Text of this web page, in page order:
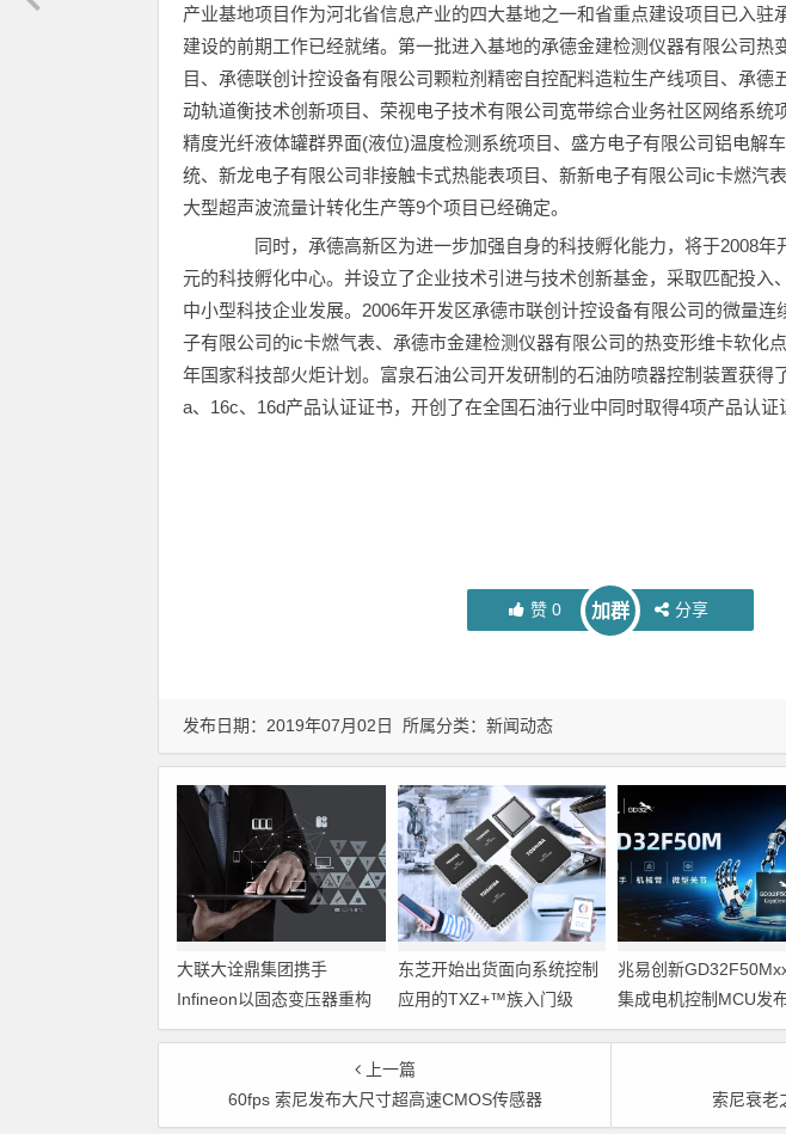
产业基地项目作为河北省信息产业的四大基地之一和省重点建设项目已入驻
建设的前期工作已经就绪。第一批进入基地的承德金建检测仪器有限公司热
目、承德联创计控设备有限公司颗粒剂精密自控配料造粒生产线项目、承德
动轨道衡技术创新项目、荣视电子技术有限公司宽带综合业务社区网络系统
精度光纤液体罐群界面(液位)温度检测系统项目、盛方电子有限公司铝电解
统、新龙电子有限公司非接触卡式热能表项目、新新电子有限公司ic卡燃汽
大型超声波流量计转化生产等9个项目已经确定。
同时，承德高新区为进一步加强自身的科技孵化能力，将于2008年
元的科技孵化中心。并设立了企业技术引进与技术创新基金，采取匹配投入
中小型科技企业发展。2006年开发区承德市联创计控设备有限公司的微量
子有限公司的ic卡燃气表、承德市金建检测仪器有限公司的热变形维卡软化
年国家科技部火炬计划。富泉石油公司开发研制的石油防喷器控制装置获得
a、16c、16d产品认证证书，开创了在全国石油行业中同时取得4项产品认证
赞0 加群 分享
发布日期：2019年07月02日 所属分类： 新闻动态
大联大诠鼎集团携手
Infineon以固态变压器重构
配电效率新标杆
东芝开始出货面向系统控制
应用的TXZ+™族入门级
M4V组（搭载Arm
Cortex‑M4内核的标准微控
制器）工程样品
兆易创新
集成电机控制MCU发
能人形机器人关节驱
上一篇
60fps 索尼发布大尺寸超高速CMOS传感器
索尼衰老